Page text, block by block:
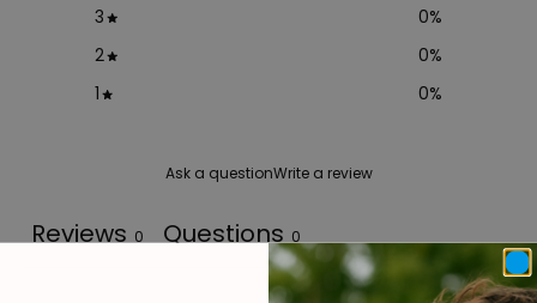
3
0%
2
0%
1
0%
Ask a questionWrite a review
Reviews 0 Questions 0